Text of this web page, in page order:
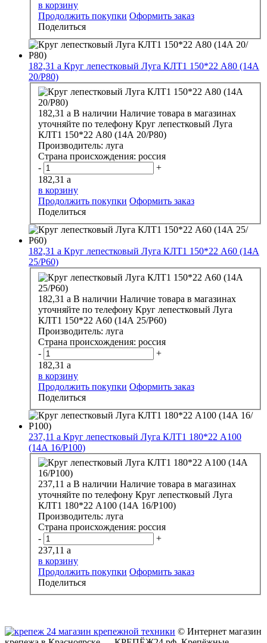
в корзину
Продолжить покупки Оформить заказ
Поделиться
182,31 a Круг лепестковый Луга КЛТ1 150*22 А80 (14А
20/Р80)
182,31 a В наличии Наличие товара в магазинах
уточняйте по телефону Круг лепестковый Луга
КЛТ1 150*22 А80 (14А 20/Р80)
Производитель: луга
Страна происхождения: россия
-
+
182,31 a
в корзину
Продолжить покупки Оформить заказ
Поделиться
182,31 a Круг лепестковый Луга КЛТ1 150*22 А60 (14А
25/Р60)
182,31 a В наличии Наличие товара в магазинах
уточняйте по телефону Круг лепестковый Луга
КЛТ1 150*22 А60 (14А 25/Р60)
Производитель: луга
Страна происхождения: россия
-
+
182,31 a
в корзину
Продолжить покупки Оформить заказ
Поделиться
237,11 a Круг лепестковый Луга КЛТ1 180*22 А100
(14А 16/Р100)
237,11 a В наличии Наличие товара в магазинах
уточняйте по телефону Круг лепестковый Луга
КЛТ1 180*22 А100 (14А 16/Р100)
Производитель: луга
Страна происхождения: россия
-
+
237,11 a
в корзину
Продолжить покупки Оформить заказ
Поделиться
© Интернет магазин